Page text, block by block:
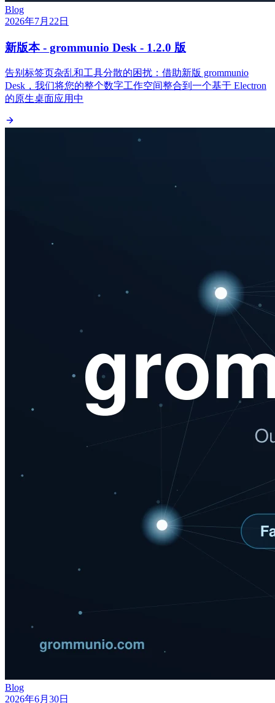
Blog
2026年7月22日
新版本 - grommunio Desk - 1.2.0 版
告别标签页杂乱和工具分散的困扰：借助新版 grommunio
Desk，我们将您的整个数字工作空间整合到一个基于 Electron
的原生桌面应用中
Blog
2026年6月30日